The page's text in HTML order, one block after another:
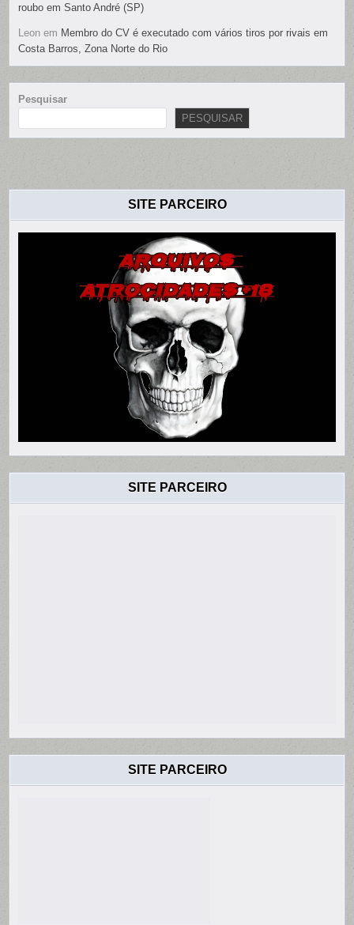
roubo em Santo André (SP)
Leon em Membro do CV é executado com vários tiros por rivais em
Costa Barros, Zona Norte do Rio
Pesquisar
PESQUISAR
SITE PARCEIRO
SITE PARCEIRO
SITE PARCEIRO